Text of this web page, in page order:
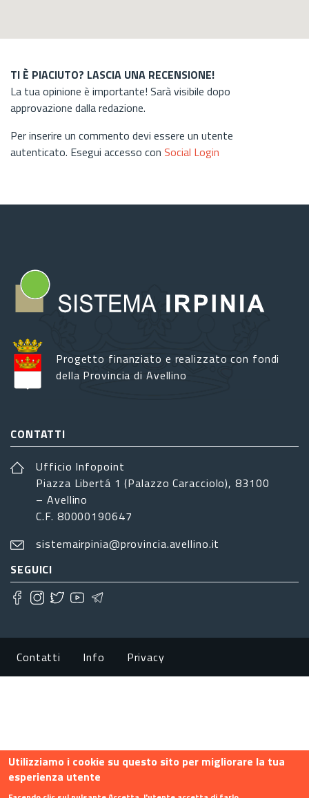
TI È PIACIUTO? LASCIA UNA RECENSIONE!
La tua opinione è importante! Sarà visibile dopo
approvazione dalla redazione.
Per inserire un commento devi essere un utente
autenticato. Esegui accesso con Social Login
Progetto finanziato e realizzato con fondi
della Provincia di Avellino
CONTATTI
Ufficio Infopoint
Piazza Libertá 1 (Palazzo Caracciolo), 83100
– Avellino
C.F. 80000190647
sistemairpinia@provincia.avellino.it
SEGUICI
Footer menu
Contatti Info Privacy
Utilizziamo i cookie su questo sito per migliorare la tua
esperienza utente